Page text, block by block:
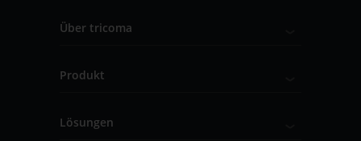
Über tricoma
Produkt
Lösungen